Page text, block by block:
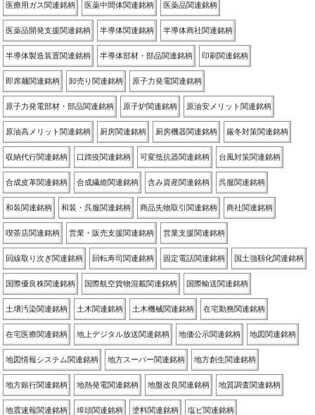
医療用ガス関連銘柄 医薬中間体関連銘柄 医薬品関連銘柄
医薬品開発支援関連銘柄 半導体関連銘柄 半導体商社関連銘柄
半導体製造装置関連銘柄 半導体部材・部品関連銘柄 印刷関連銘柄
即席麺関連銘柄 卸売り関連銘柄 原子力発電関連銘柄
原子力発電部材・部品関連銘柄 原子炉関連銘柄 原油安メリット関連銘柄
原油高メリット関連銘柄 厨房関連銘柄 厨房機器関連銘柄 厳冬対策関連銘柄
収納代行関連銘柄 口蹄疫関連銘柄 可変抵抗器関連銘柄 台風対策関連銘柄
合成皮革関連銘柄 合成繊維関連銘柄 含み資産関連銘柄 呉服関連銘柄
和装関連銘柄 和装・呉服関連銘柄 商品先物取引関連銘柄 商社関連銘柄
喫茶店関連銘柄 営業・販売支援関連銘柄 営業支援関連銘柄
回線取り次ぎ関連銘柄 回転寿司関連銘柄 固定電話関連銘柄 国土強靱化関連銘柄
国際優良株関連銘柄 国際航空貨物混載関連銘柄 国際輸送関連銘柄
土壌汚染関連銘柄 土木関連銘柄 土木機械関連銘柄 在宅勤務関連銘柄
在宅医療関連銘柄 地上デジタル放送関連銘柄 地価公示関連銘柄 地図関連銘柄
地図情報システム関連銘柄 地方スーパー関連銘柄 地方創生関連銘柄
地方銀行関連銘柄 地熱発電関連銘柄 地盤改良関連銘柄 地質調査関連銘柄
地震速報関連銘柄 埠頭関連銘柄 塗料関連銘柄 塩ビ関連銘柄